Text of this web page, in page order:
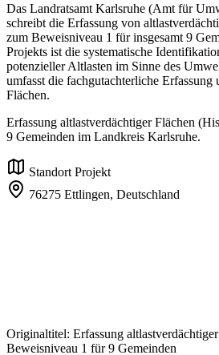
Das Landratsamt Karlsruhe (Amt für
schreibt die Erfassung von
zum Beweisniveau 1 für insgesamt 9
Projekts ist die systematische
potenzieller Altlasten im Sinne des
umfasst die fachgutachterliche
Flächen.
Erfassung altlastverdächtiger Flächen
9 Gemeinden im Landkreis Karlsruhe.
Standort Projekt
76275 Ettlingen, Deutschland
Originaltitel: Erfassung
Beweisniveau 1 für 9 Gemeinden